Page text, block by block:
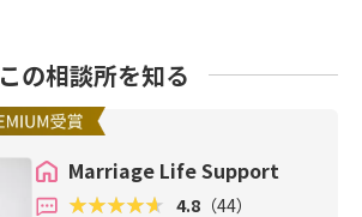
この相談所を知る
Marriage Life Support
4.8 （44）